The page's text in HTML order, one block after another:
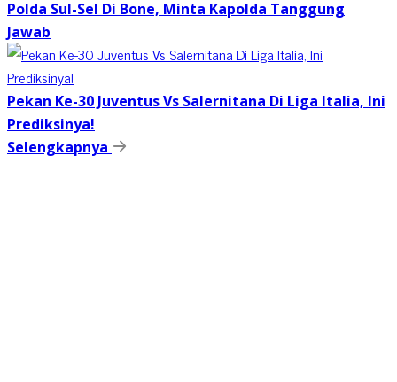
Polda Sul-Sel Di Bone, Minta Kapolda Tanggung
Jawab
Pekan Ke-30 Juventus Vs Salernitana Di Liga Italia, Ini
Prediksinya!
Selengkapnya